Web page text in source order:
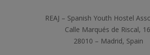
REAJ – Spanish Youth Hostel
Calle Marqués de Riscal,
28010 – Madrid, Spain